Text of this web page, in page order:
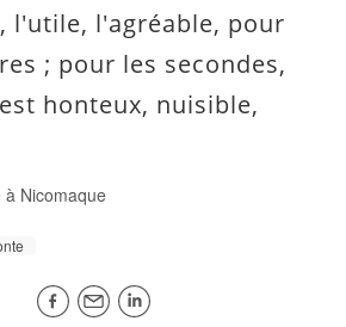
l'utile, l'agréable, pour
; pour les secondes,
honteux, nuisible,
à Nicomaque